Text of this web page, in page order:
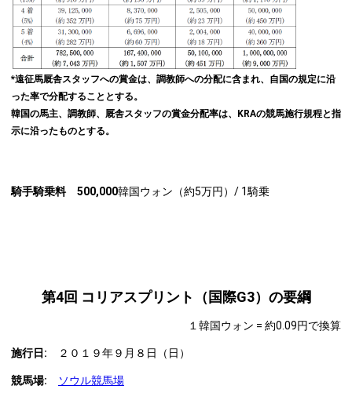
*遠征馬厩舎スタッフへの賞金は、調教師への分配に含まれ、自国の規定に沿
った率で分配することとする。
韓国の馬主、調教師、厩舎スタッフの賞金分配率は、KRAの競馬施行規程と指
示に沿ったものとする。
騎手騎乗料 500,000韓国ウォン（約5万円）/ 1騎乗
第4回 コリアスプリント（国際G3）の要綱
１韓国ウォン = 約0.09円で換算
施行日: ２０１９年９月８日（日）
競馬場: ソウル競馬場